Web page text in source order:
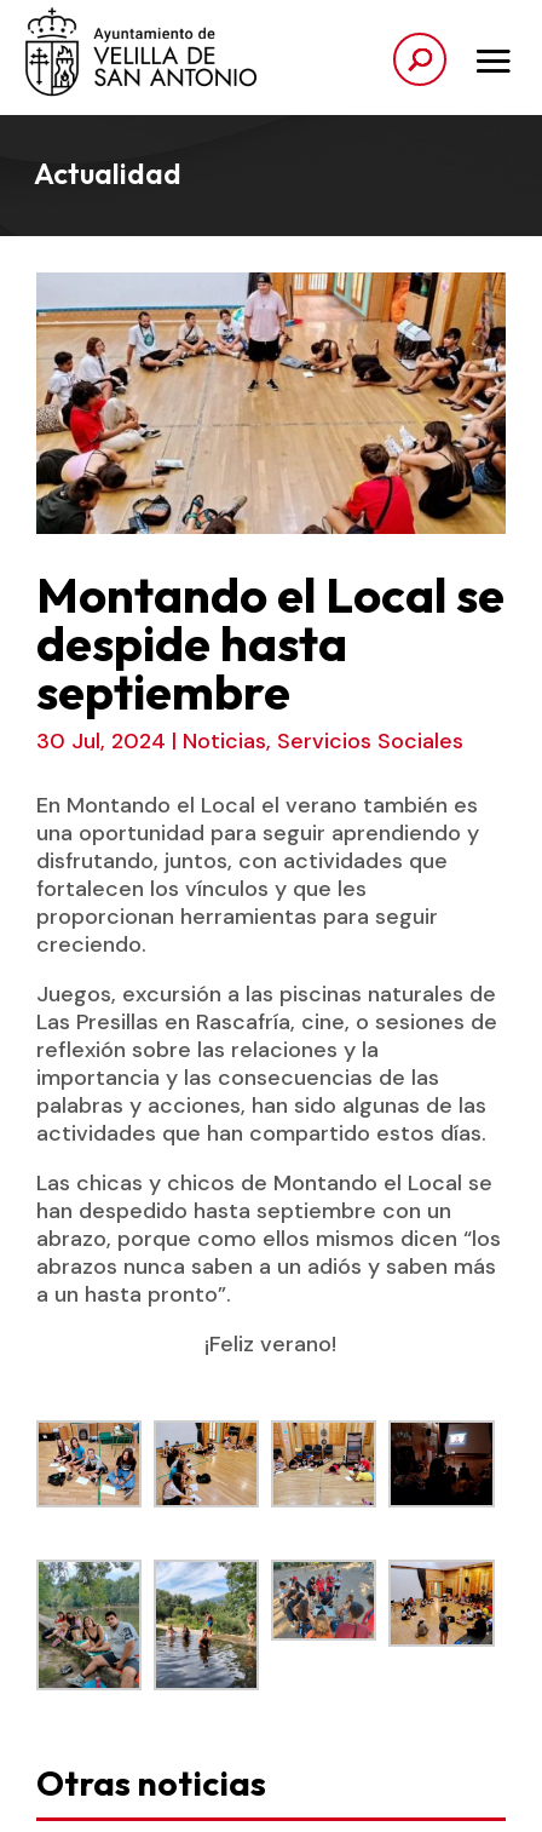
Actualidad
Montando el Local se
despide hasta
septiembre
30 Jul, 2024 | Noticias, Servicios Sociales
En Montando el Local el verano también es
una oportunidad para seguir aprendiendo y
disfrutando, juntos, con actividades que
fortalecen los vínculos y que les
proporcionan herramientas para seguir
creciendo.
Juegos, excursión a las piscinas naturales de
Las Presillas en Rascafría, cine, o sesiones de
reflexión sobre las relaciones y la
importancia y las consecuencias de las
palabras y acciones, han sido algunas de las
actividades que han compartido estos días.
Las chicas y chicos de Montando el Local se
han despedido hasta septiembre con un
abrazo, porque como ellos mismos dicen “los
abrazos nunca saben a un adiós y saben más
a un hasta pronto”.
¡Feliz verano!
Otras noticias